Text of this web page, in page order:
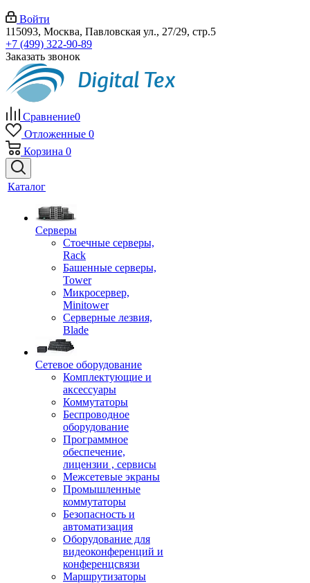
Войти
115093, Москва, Павловская ул., 27/29, стр.5
+7 (499) 322-90-89
Заказать звонок
Сравнение0
Отложенные 0
Корзина 0
Каталог
Серверы
Стоечные серверы,
Rack
Башенные серверы,
Tower
Микросервер,
Minitower
Серверные лезвия,
Blade
Сетевое оборудование
Комплектующие и
аксессуары
Коммутаторы
Беспроводное
оборудование
Программное
обеспечение,
лицензии , сервисы
Межсетевые экраны
Промышленные
коммутаторы
Безопасность и
автоматизация
Оборудование для
видеоконференций и
конференцсвязи
Маршрутизаторы